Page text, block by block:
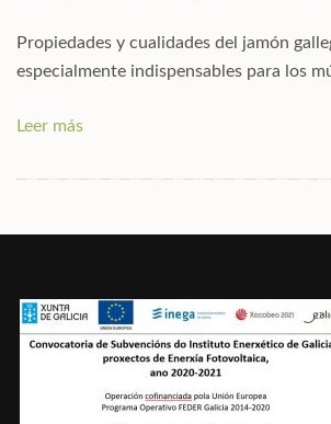
Propiedades y cualidades del jamón
especialmente indispensables para los
Leer más